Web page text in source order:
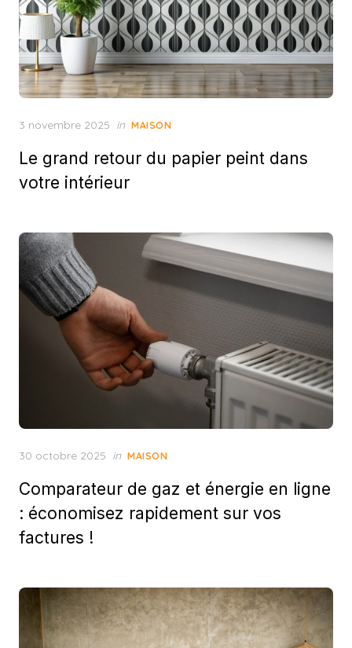
Posted
3 novembre 2025 in MAISON
Le grand retour du papier peint dans
votre intérieur
Posted
30 octobre 2025 in MAISON
Comparateur de gaz et énergie en ligne
: économisez rapidement sur vos
factures !